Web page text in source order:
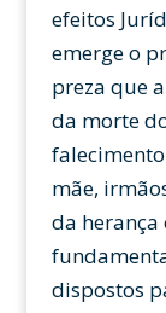
efeitos
emerge o
preza que
da morte
mãe,
da herança
dispostos